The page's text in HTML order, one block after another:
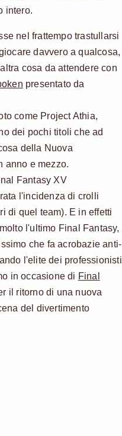
intero.
nel frattempo trastullarsi
davvero a qualcosa,
cosa da attendere con
presentato da
come Project Athia,
dei pochi titoli che ad
della Nuova
anno e mezzo.
Fantasy XV
l'incidenza di crolli
di quel team). E in effetti
l'ultimo Final Fantasy,
che fa acrobazie anti-
l'elite dei professionisti
in occasione di Final
il ritorno di una nuova
del divertimento